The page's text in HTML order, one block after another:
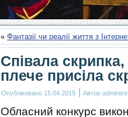
« Фантазії чи реалії життя з
Співала
плече присіла
Опубліковано 15.04.2019 | Автор
Обласний конкурс